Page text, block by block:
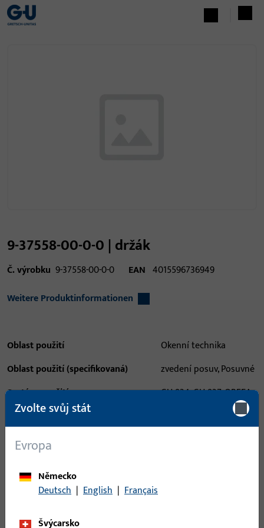
9-37558-00-0-0 | držák
Č. výrobku 9-37558-00-0-0 EAN 4015596736949
Weitere Produktinformationen
Oblast použití
Okenní technika
Oblast použití (specifikovaná)
zvedení posuv, Posuvné
Systém použití
GU-934, GU-937, ORFEA
Typ produktu
Nacvakávací držáky
Popis povrchu
Zvolte svůj stát
Evropa
Německo
Deutsch | English | Français
Švýcarsko